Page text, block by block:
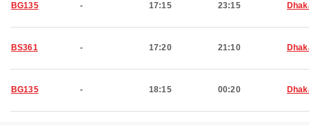
BG135 - 17:15 23:15
BS361 - 17:20 21:10
BG135 - 18:15 00:20